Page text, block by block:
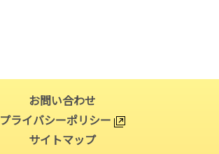
お問い合わせ
プライバシーポリシー
サイトマップ